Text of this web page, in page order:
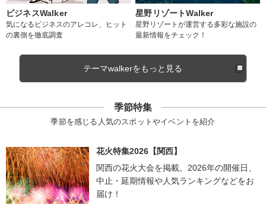
ビジネスWalker
気になるビジネスのアレコレ、ヒット
の裏側を徹底調査
星野リゾートWalker
星野リゾートが運営する多彩な施設の
最新情報をチェック！
テーマwalkerをもっと見る
季節特集
季節を感じる人気のスポットやイベントを紹介
花火特集2026【関西】
関西の花火大会を掲載。2026年の開催日、
中止・延期情報や人気ランキングなどをお
届け！